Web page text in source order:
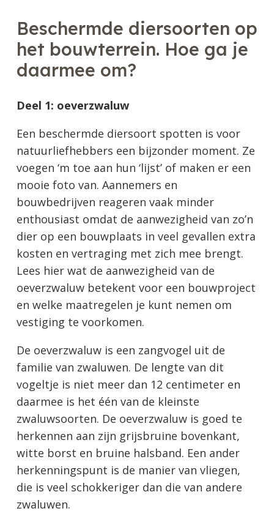
Beschermde diersoorten op
het bouwterrein. Hoe ga je
daarmee om?
Deel 1: oeverzwaluw
Een beschermde diersoort spotten is voor
natuurliefhebbers een bijzonder moment. Ze
voegen ‘m toe aan hun ‘lijst’ of maken er een
mooie foto van. Aannemers en
bouwbedrijven reageren vaak minder
enthousiast omdat de aanwezigheid van zo’n
dier op een bouwplaats in veel gevallen extra
kosten en vertraging met zich mee brengt.
Lees hier wat de aanwezigheid van de
oeverzwaluw betekent voor een bouwproject
en welke maatregelen je kunt nemen om
vestiging te voorkomen.
De oeverzwaluw is een zangvogel uit de
familie van zwaluwen. De lengte van dit
vogeltje is niet meer dan 12 centimeter en
daarmee is het één van de kleinste
zwaluwsoorten. De oeverzwaluw is goed te
herkennen aan zijn grijsbruine bovenkant,
witte borst en bruine halsband. Een ander
herkenningspunt is de manier van vliegen,
die is veel schokkeriger dan die van andere
zwaluwen.